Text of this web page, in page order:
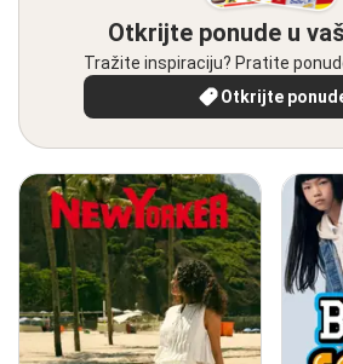
Otkrijte ponude u
Tražite inspiraciju? Pratite
Otkrijte